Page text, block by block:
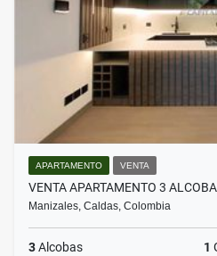
APARTAMENTO VENTA
VENTA APARTAMENTO 3
Manizales, Caldas, Colombia
3Alcobas 1